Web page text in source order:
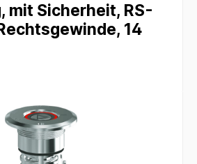
mit Sicherheit, RS-
14